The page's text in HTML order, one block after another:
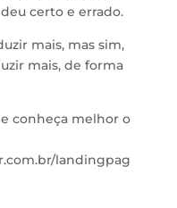
certo e errado.
mais, mas sim,
mais, de forma
conheça melhor o
landingpag